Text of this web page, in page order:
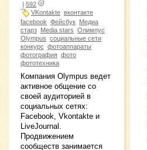
592
VKontakte вконтакте
facebook Фейсбук Медиа
старз Media stars Олимпус
Olympus социальные сети
конкурс фотоаппараты
фотография фото
фототехника
Компания Olympus ведет
активное общение со
своей аудиторией в
социальных сетях:
Facebook, Vkontakte и
LiveJournal.
Продвижением
сообществ занимается